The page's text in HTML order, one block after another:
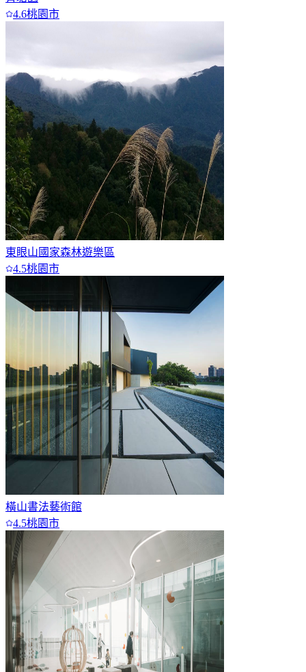
4.6桃園市
東眼山國家森林遊樂區
4.5桃園市
橫山書法藝術館
4.5桃園市